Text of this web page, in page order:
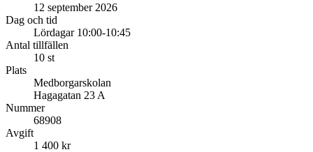
12 september 2026
Dag och tid
Lördagar 10:00-10:45
Antal tillfällen
10 st
Plats
Medborgarskolan
Hagagatan 23 A
Nummer
68908
Avgift
1 400 kr